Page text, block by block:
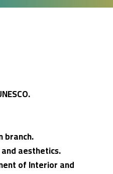
branch.
aesthetics.
of Interior and